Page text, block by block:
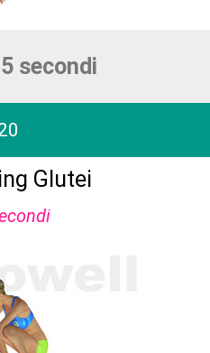
secondi
Glutei